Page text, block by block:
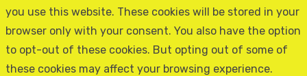
you use this website. These cookies will be stored in your
browser only with your consent. You also have the option
to opt-out of these cookies. But opting out of some of
these cookies may affect your browsing experience.